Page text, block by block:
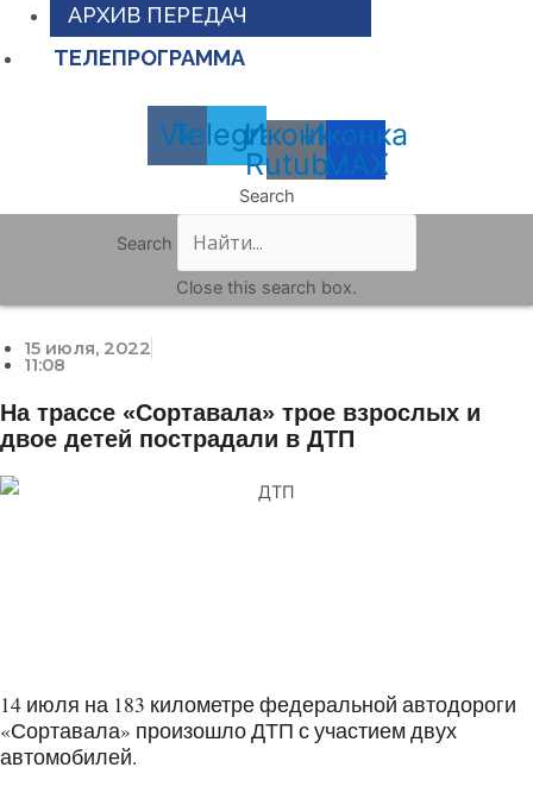
АРХИВ ПЕРЕДАЧ
ТЕЛЕПРОГРАММА
Vk
Telegram
Иконка
Rutube
Иконка
MAX
Search
Search
Close this search box.
15 июля, 2022
11:08
На трассе «Сортавала» трое взрослых и
двое детей пострадали в ДТП
14 июля на 183 километре федеральной автодороги
«Сортавала» произошло ДТП с участием двух
автомобилей.